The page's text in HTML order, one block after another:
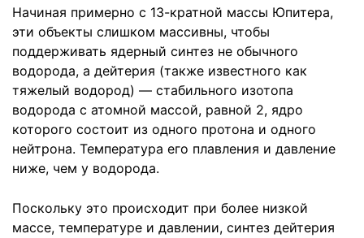
Начиная примерно с 13-кратной массы Юпитера,
эти объекты слишком массивны, чтобы
поддерживать ядерный синтез не обычного
водорода, а дейтерия (также известного как
тяжелый водород) — стабильного изотопа
водорода с атомной массой, равной 2, ядро
которого состоит из одного протона и одного
нейтрона. Температура его плавления и давление
ниже, чем у водорода.
Поскольку это происходит при более низкой
массе, температуре и давлении, синтез дейтерия